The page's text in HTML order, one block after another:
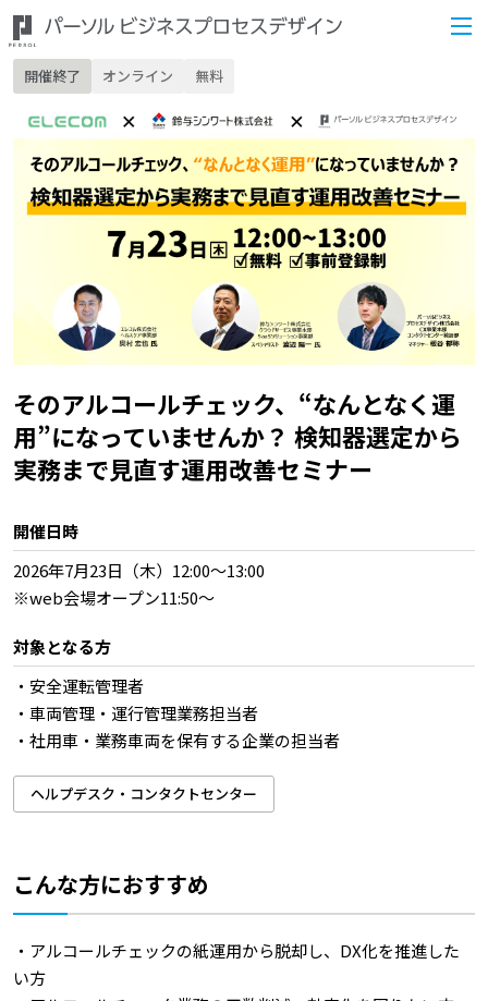
開催終了 オンライン 無料
そのアルコールチェック、“なんとなく運
用”になっていませんか？ 検知器選定から
実務まで見直す運用改善セミナー
開催日時
2026年7月23日（木）12:00～13:00
※web会場オープン11:50～
対象となる方
・安全運転管理者
・車両管理・運行管理業務担当者
・社用車・業務車両を保有する企業の担当者
ヘルプデスク・コンタクトセンター
こんな方におすすめ
・アルコールチェックの紙運用から脱却し、DX化を推進した
い方